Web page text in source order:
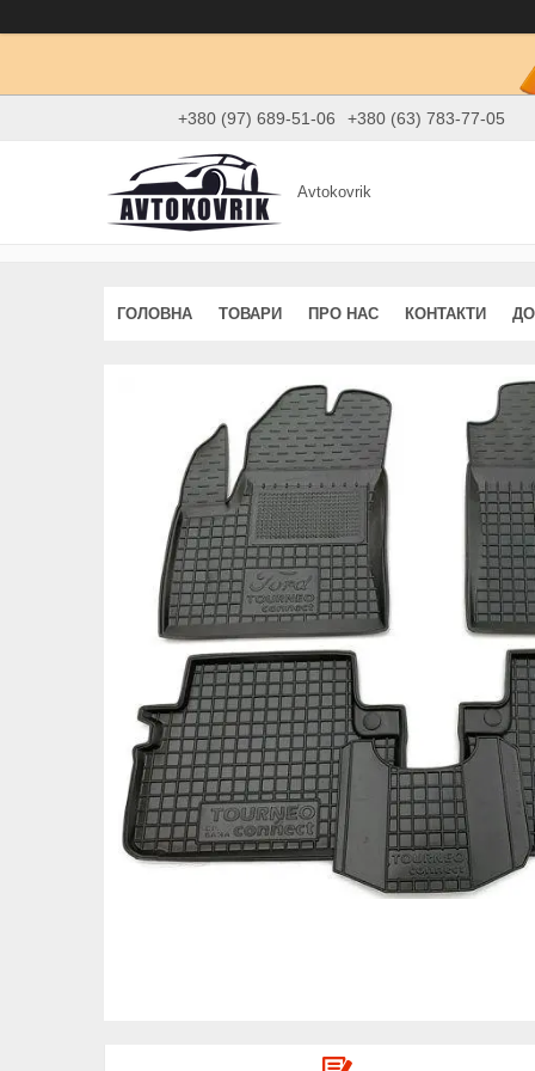
+380 (97) 689-51-06 +380 (63) 783-77-05
Avtokovrik
ГОЛОВНА ТОВАРИ ПРО НАС КОНТАКТИ